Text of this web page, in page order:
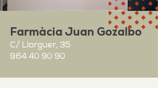
Farmàcia Juan Gozalbo
C/ Llarguer, 35
964 40 90 90